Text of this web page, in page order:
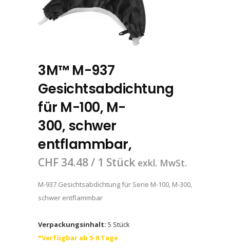
3M™ M-937
Gesichtsabdichtung
für M-100, M-
300, schwer
entflammbar,
CHF 34.48/ 1 Stück exkl. MwSt.
M-937 Gesichtsabdichtung für Serie M-100, M-300,
schwer entflammbar
Verpackungsinhalt: 5 Stück
*Verfügbar ab 5-8 Tage